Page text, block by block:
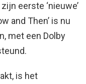
eerste ‘nieuwe’
and Then’ is nu
met een Dolby
is het